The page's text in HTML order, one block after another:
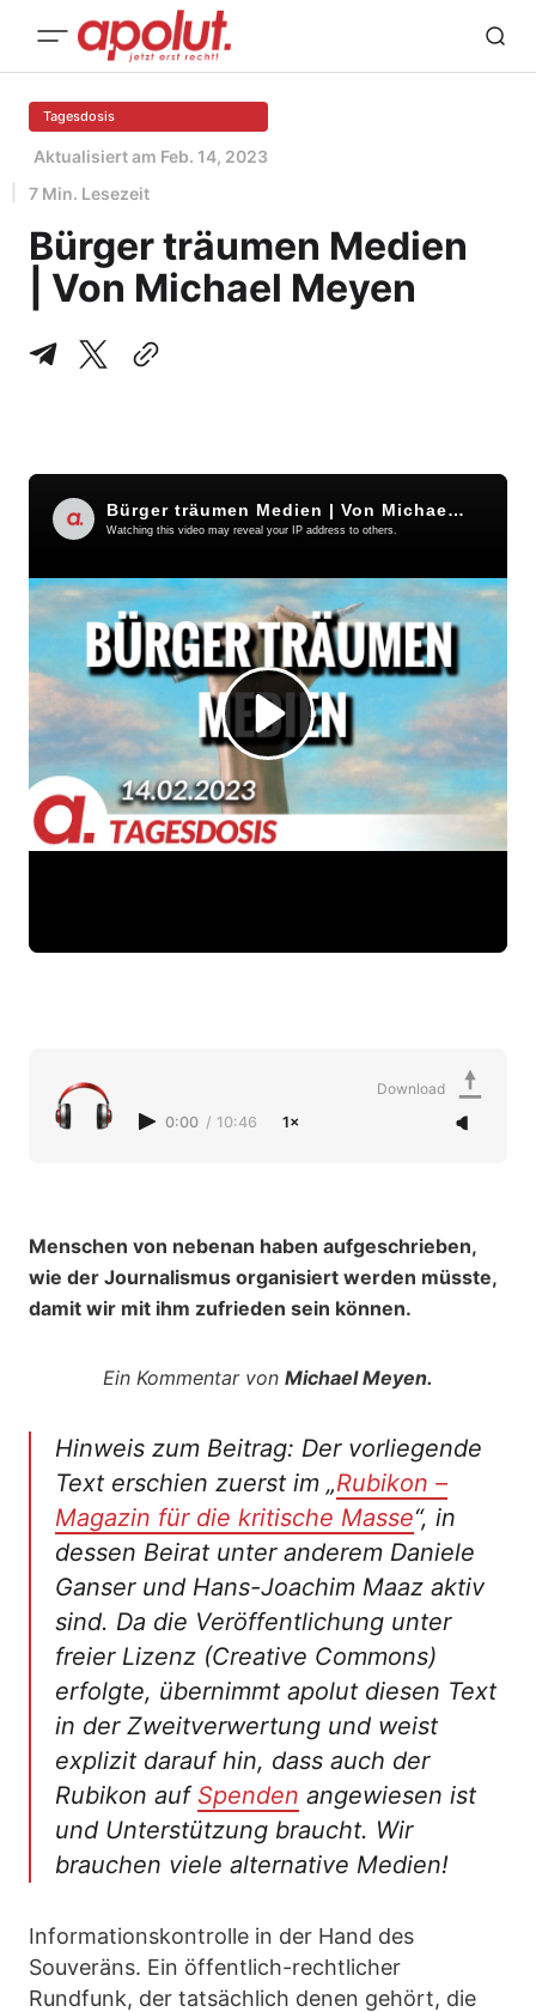
Tagesdosis
Aktualisiert am Feb. 14, 2023
7 Min. Lesezeit
Bürger träumen Medien
| Von Michael Meyen
0:00 / 10:46 1×
Download
Menschen von nebenan haben aufgeschrieben,
wie der Journalismus organisiert werden müsste,
damit wir mit ihm zufrieden sein können.
Ein Kommentar von Michael Meyen.
Hinweis zum Beitrag: Der vorliegende
Text erschien zuerst im „Rubikon –
Magazin für die kritische Masse“, in
dessen Beirat unter anderem Daniele
Ganser und Hans-Joachim Maaz aktiv
sind. Da die Veröffentlichung unter
freier Lizenz (Creative Commons)
erfolgte, übernimmt apolut diesen Text
in der Zweitverwertung und weist
explizit darauf hin, dass auch der
Rubikon auf Spenden angewiesen ist
und Unterstützung braucht. Wir
brauchen viele alternative Medien!
Informationskontrolle in der Hand des
Souveräns. Ein öffentlich-rechtlicher
Rundfunk, der tatsächlich denen gehört, die